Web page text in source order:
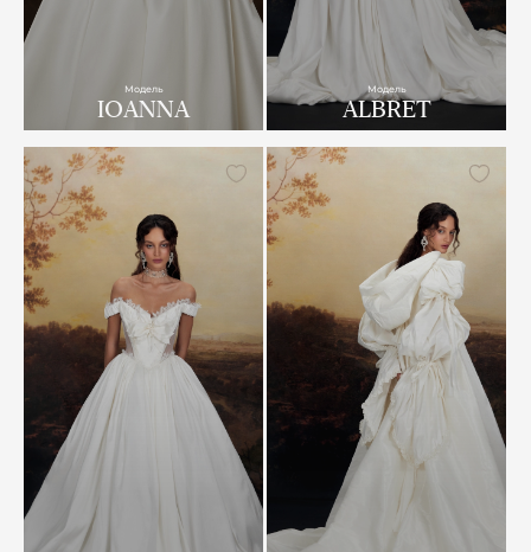
Модель
IOANNA
Модель
ALBRET